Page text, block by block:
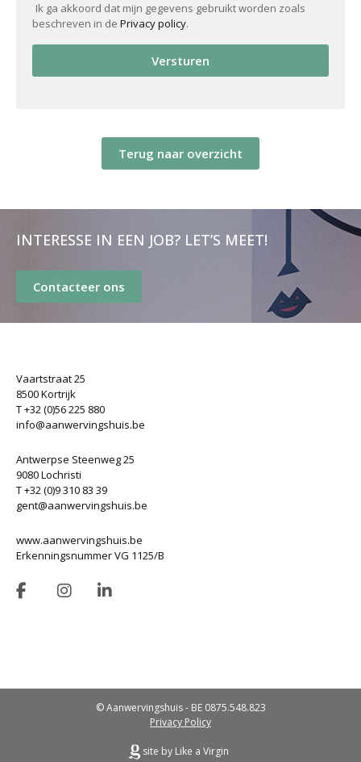
Ik ga akkoord dat mijn gegevens gebruikt worden zoals
beschreven in de Privacy policy.
Versturen
Terug naar overzicht
INTERESSE IN EEN JOB? LET’S MEET!
Contacteer ons
Vaartstraat 25
8500 Kortrijk
T +32 (0)56 225 880
info@aanwervingshuis.be
Antwerpse Steenweg 25
9080 Lochristi
T +32 (0)9 310 83 39
gent@aanwervingshuis.be
www.aanwervingshuis.be
Erkenningsnummer VG 1125/B
© Aanwervingshuis - BE 0875.548.823
Privacy Policy
site by Like a Virgin